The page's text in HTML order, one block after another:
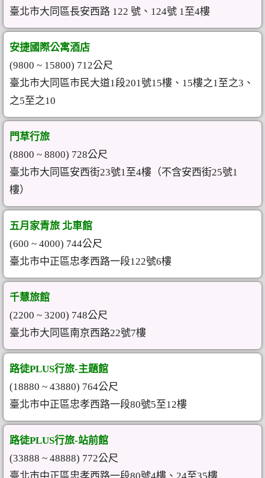
臺北市大同區長安西路 122 號、124號 1至4樓
安捷國際公寓酒店
(9800 ~ 15800) 712公尺
臺北市大同區市民大道1段201號15樓、15樓之1至之3、
之5至之10
門草行旅
(8800 ~ 8800) 728公尺
臺北市大同區安西街23號1至4樓（不含安西街25號1
樓）
五月家青旅 北車館
(600 ~ 4000) 744公尺
臺北市中正區忠孝西路一段122號6樓
千慧旅館
(2200 ~ 3200) 748公尺
臺北市大同區南京西路22號7樓
路徒PLUS行旅-主題館
(18880 ~ 43880) 764公尺
臺北市中正區忠孝西路一段80號5至12樓
路徒PLUS行旅-站前館
(33888 ~ 48888) 772公尺